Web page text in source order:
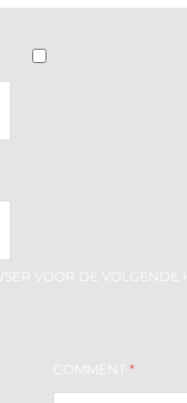
VOOR DE VOLGENDE
COMMENT *